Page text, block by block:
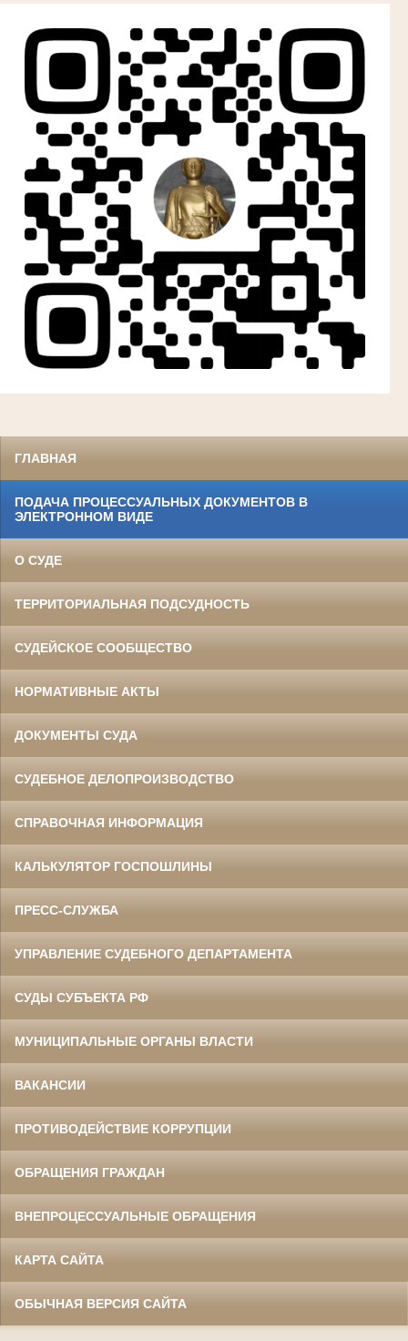
ГЛАВНАЯ
ПОДАЧА ПРОЦЕССУАЛЬНЫХ ДОКУМЕНТОВ В
ЭЛЕКТРОННОМ ВИДЕ
О СУДЕ
ТЕРРИТОРИАЛЬНАЯ ПОДСУДНОСТЬ
СУДЕЙСКОЕ СООБЩЕСТВО
НОРМАТИВНЫЕ АКТЫ
ДОКУМЕНТЫ СУДА
СУДЕБНОЕ ДЕЛОПРОИЗВОДСТВО
СПРАВОЧНАЯ ИНФОРМАЦИЯ
КАЛЬКУЛЯТОР ГОСПОШЛИНЫ
ПРЕСС-СЛУЖБА
УПРАВЛЕНИЕ СУДЕБНОГО ДЕПАРТАМЕНТА
СУДЫ СУБЪЕКТА РФ
МУНИЦИПАЛЬНЫЕ ОРГАНЫ ВЛАСТИ
ВАКАНСИИ
ПРОТИВОДЕЙСТВИЕ КОРРУПЦИИ
ОБРАЩЕНИЯ ГРАЖДАН
ВНЕПРОЦЕССУАЛЬНЫЕ ОБРАЩЕНИЯ
КАРТА САЙТА
ОБЫЧНАЯ ВЕРСИЯ САЙТА